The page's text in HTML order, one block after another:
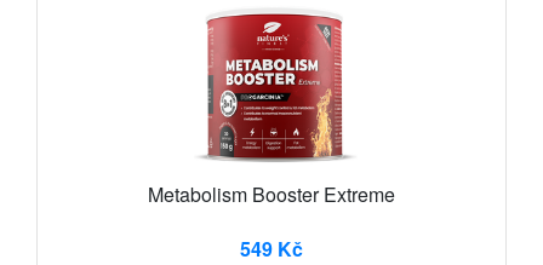
Metabolism Booster Extreme
549 Kč